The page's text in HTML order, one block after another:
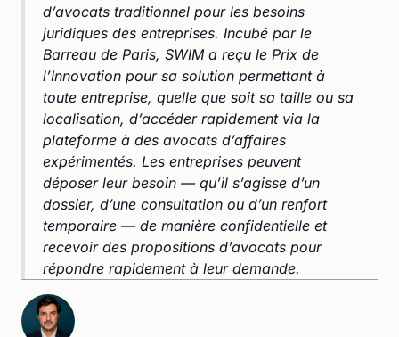
d’avocats traditionnel pour les besoins
juridiques des entreprises. Incubé par le
Barreau de Paris, SWIM a reçu le Prix de
l’Innovation pour sa solution permettant à
toute entreprise, quelle que soit sa taille ou sa
localisation, d’accéder rapidement via la
plateforme à des avocats d’affaires
expérimentés. Les entreprises peuvent
déposer leur besoin — qu’il s’agisse d’un
dossier, d’une consultation ou d’un renfort
temporaire — de manière confidentielle et
recevoir des propositions d’avocats pour
répondre rapidement à leur demande.